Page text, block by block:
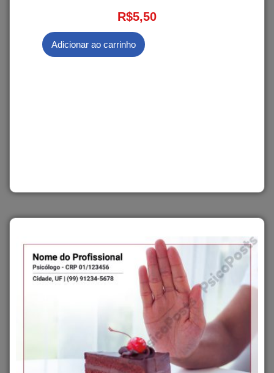
R$5,50
Adicionar ao carrinho